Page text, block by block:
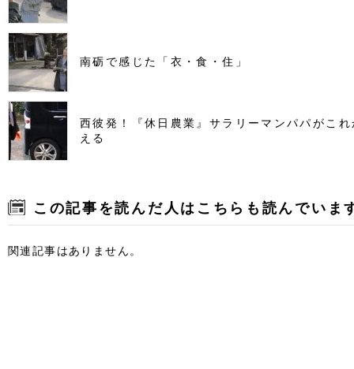
南砺で感じた「衣・食・住」
西彼発！『休日農業』サラリーマンパパがこ
える
この記事を読んだ人はこちらも読んでいま
関連記事はありません。